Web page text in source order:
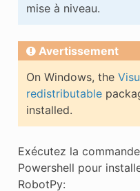
mise à niveau.
Avertissement
On Windows, the
redistributable
installed.
Exécutez la
Powershell pour
RobotPy: